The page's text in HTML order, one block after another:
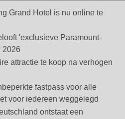
Grand Hotel is nu online te
'exclusieve Paramount-
2026
attractie te koop na verhogen
fastpass voor alle
voor iedereen weggelegd
ontstaat een